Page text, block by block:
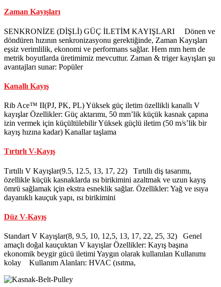
Zaman Kayışları
SENKRONİZE (DİŞLİ) GÜÇ İLETİM KAYIŞLARI Dönen ve
döndüren hızının senkronizasyonu gerektiğinde, Zaman Kayışları
eşsiz verimlilik, ekonomi ve performans sağlar. Hem mm hem de
metrik boyutlarda üretimimiz mevcuttur. Zaman & triger kayışları şu
avantajları sunar: Popüler
Kanallı Kayış
Rib Ace™ II(PJ, PK, PL) Yüksek güç iletim özellikli kanallı V
kayışlar Özellikler: Güç aktarımı, 50 mm’lik küçük kasnak çapına
izin vermek için küçültülebilir Yüksek güçlü iletim (50 m/s’lik bir
kayış hızına kadar) Kanallar taşlama
Tırtırlı V-Kayış
Tırtıllı V Kayışlar(9.5, 12.5, 13, 17, 22) Tırtıllı diş tasarımı,
özellikle küçük kasnaklarda ısı birikimini azaltmak ve uzun kayış
ömrü sağlamak için ekstra esneklik sağlar. Özellikler: Yağ ve ısıya
dayanıklı kauçuk yapı, ısı birikimini
Düz V-Kayış
Standart V Kayışlar(8, 9.5, 10, 12,5, 13, 17, 22, 25, 32) Genel
amaçlı doğal kauçuktan V kayışlar Özellikler: Kayış başına
ekonomik beygir gücü iletimi Yaygın olarak kullanılan Kullanımı
kolay Kullanım Alanları: HVAC (ısıtma,